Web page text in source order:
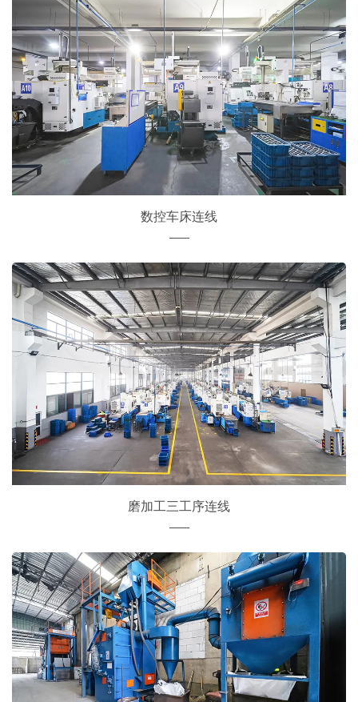
数控车床连线
磨加工三工序连线